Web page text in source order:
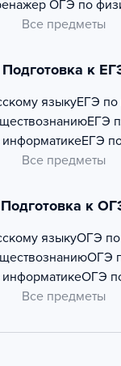
ОГЭ по
Все предметы
Подготовка к
языкуЕГЭ по
ЕГЭ
ЕГЭ
Все предметы
Подготовка к
языкуОГЭ по
ОГЭ
ОГЭ
Все предметы